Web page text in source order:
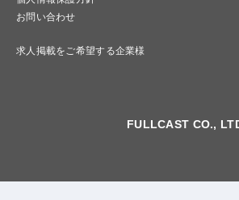
お問い合わせ
求人掲載をご希望する企業様
FULLCAST CO.,